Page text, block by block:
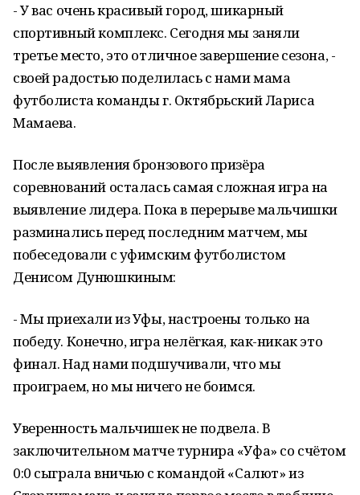
- У вас очень красивый город, шикарный
спортивный комплекс. Сегодня мы заняли
третье место, это отличное завершение сезона, -
своей радостью поделилась с нами мама
футболиста команды г. Октябрьский Лариса
Мамаева.
После выявления бронзового призёра
соревнований осталась самая сложная игра на
выявление лидера. Пока в перерыве мальчишки
разминались перед последним матчем, мы
побеседовали с уфимским футболистом
Денисом Дунюшкиным:
- Мы приехали из Уфы, настроены только на
победу. Конечно, игра нелёгкая, как-никак это
финал. Над нами подшучивали, что мы
проиграем, но мы ничего не боимся.
Уверенность мальчишек не подвела. В
заключительном матче турнира «Уфа» со счётом
0:0 сыграла вничью с командой «Салют» из